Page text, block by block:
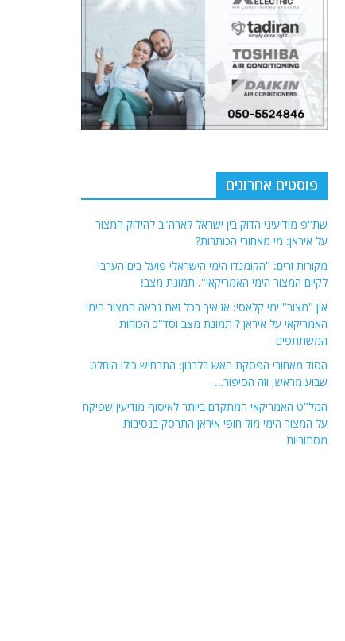
פוסטים אחרונים
שת"פ מודיעיני הדוק בין ישראל לארה"ב להידוק המצור
על איראן: מי מאחורי הכותרות?
מקורות זרים: "הקומנדו הימי הישראלי פועל בים הערבי
לקיום המצור הימי האמריקאי". תמונת מצב!
אין "מצור" ימי קלאסי: אז איך בכל זאת נראה המצור הימי
האמריקאי על איראן ? תמונת מצב וסד"כ הכוחות
המשתתפים
הסוד מאחורי הפסקת האש בלבנון: התרחיש כולו הוחלט
שבוע מראש, וזה הסיפור…
המל"ט האמריקאי המתקדם ביותר לאיסוף מודיעין שפיקח
על המצור הימי מול חופי איראן התרסק בנסיבות
מסתוריות